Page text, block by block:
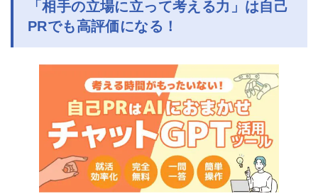
「相手の立場に立って考える力」は自己
PRでも高評価になる！